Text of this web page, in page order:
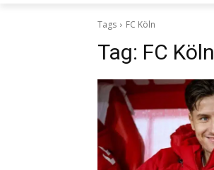
Tags FC Köln
Tag: FC Köln